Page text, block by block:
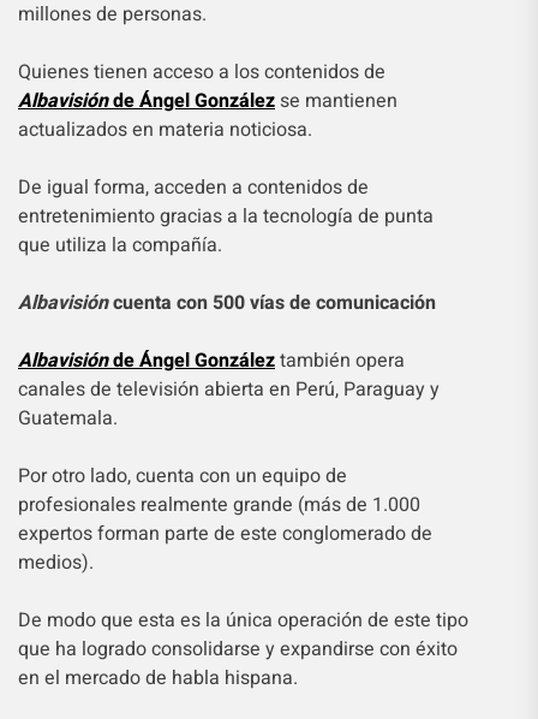
millones de personas.
Quienes tienen acceso a los contenidos de
Albavisiónde Ángel González se mantienen
actualizados en materia noticiosa.
De igual forma, acceden a contenidos de
entretenimiento gracias a la tecnología de punta
que utiliza la compañía.
Albavisióncuenta con 500 vías de comunicación
Albavisiónde Ángel Gonzáleztambién opera
canales de televisión abierta en Perú, Paraguay y
Guatemala.
Por otro lado, cuenta con un equipo de
profesionales realmente grande (más de 1.000
expertos forman parte de este conglomerado de
medios).
De modo que esta es la única operación de este tipo
que ha logrado consolidarse y expandirse con éxito
en el mercado de habla hispana.